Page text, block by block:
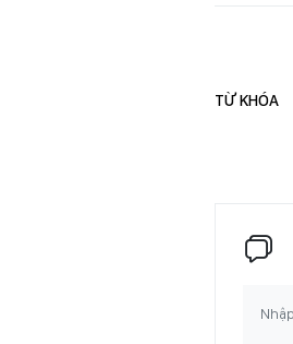
TỪ KHÓA